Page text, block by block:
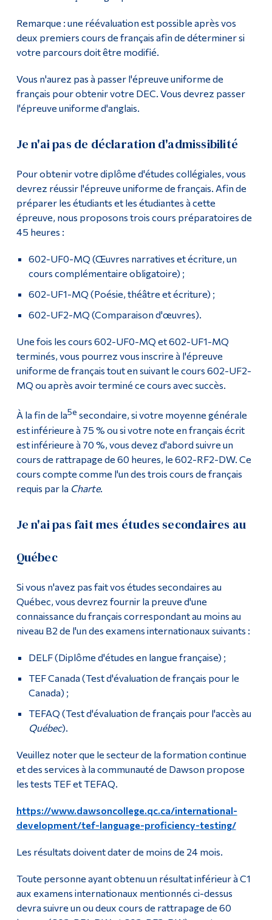
Remarque : une réévaluation est possible après vos
deux premiers cours de français afin de déterminer si
votre parcours doit être modifié.
Vous n'aurez pas à passer l'épreuve uniforme de
français pour obtenir votre DEC. Vous devrez passer
l'épreuve uniforme d'anglais.
Je n'ai pas de déclaration d'admissibilité
Pour obtenir votre diplôme d'études collégiales, vous
devrez réussir l'épreuve uniforme de français. Afin de
préparer les étudiants et les étudiantes à cette
épreuve, nous proposons trois cours préparatoires de
45 heures :
602-UF0-MQ (Œuvres narratives et écriture, un
cours complémentaire obligatoire) ;
602-UF1-MQ (Poésie, théâtre et écriture) ;
602-UF2-MQ (Comparaison d'œuvres).
Une fois les cours 602-UF0-MQ et 602-UF1-MQ
terminés, vous pourrez vous inscrire à l'épreuve
uniforme de français tout en suivant le cours 602-UF2-
MQ ou après avoir terminé ce cours avec succès.
À la fin de la5e secondaire, si votre moyenne générale
est inférieure à 75 % ou si votre note en français écrit
est inférieure à 70 %, vous devez d'abord suivre un
cours de rattrapage de 60 heures, le 602-RF2-DW. Ce
cours compte comme l'un des trois cours de français
requis par la Charte.
Je n'ai pas fait mes études secondaires au
Québec
Si vous n'avez pas fait vos études secondaires au
Québec, vous devrez fournir la preuve d'une
connaissance du français correspondant au moins au
niveau B2 de l'un des examens internationaux suivants :
DELF (Diplôme d'études en langue française) ;
TEF Canada (Test d'évaluation de français pour le
Canada) ;
TEFAQ (Test d'évaluation de français pour l'accès au
Québec).
Veuillez noter que le secteur de la formation continue
et des services à la communauté de Dawson propose
les tests TEF et TEFAQ.
https://www.dawsoncollege.qc.ca/international-
development/tef-language-proficiency-testing/
Les résultats doivent dater de moins de 24 mois.
Toute personne ayant obtenu un résultat inférieur à C1
aux examens internationaux mentionnés ci-dessus
devra suivre un ou deux cours de rattrapage de 60